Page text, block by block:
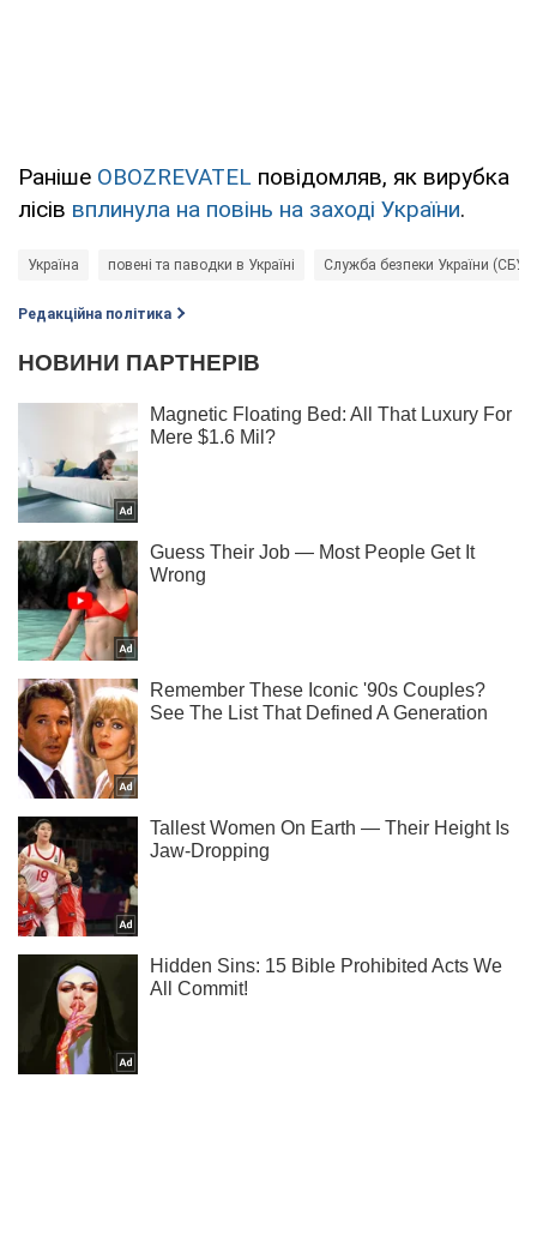
Раніше OBOZREVATEL повідомляв, як вирубка
лісів вплинула на повінь на заході України.
Україна повені та паводки в Україні Служба безпеки України (СБУ)
Редакційна політика